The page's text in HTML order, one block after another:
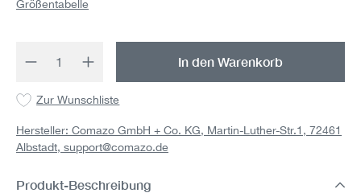
Größentabelle
Produkt Anzahl: Gib den gewünschten
In den Warenkorb
Zur Wunschliste
Hersteller: Comazo GmbH + Co. KG, Martin-Luther-Str.1, 72461
Albstadt, support@comazo.de
Produkt-Beschreibung